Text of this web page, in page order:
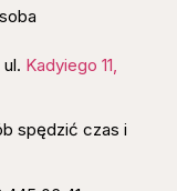
Kadyiego 11,
spędzić czas i